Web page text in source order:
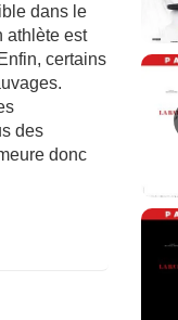
dans le
athlète est
certains
des
donc